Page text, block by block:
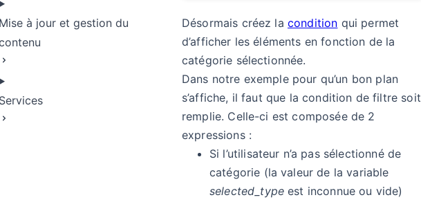
Mise à jour et gestion du
Services
Désormais créez la condition qui permet
d’afficher les éléments en fonction de la
catégorie sélectionnée.
Dans notre exemple pour qu’un bon plan
s’affiche, il faut que la condition de filtre soit
remplie. Celle-ci est composée de 2
expressions :
Si l’utilisateur n’a pas sélectionné de
catégorie (la valeur de la variable
selected_type est inconnue ou vide)